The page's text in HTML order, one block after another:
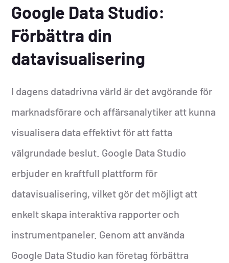
Google Data Studio:
Förbättra din
datavisualisering
I dagens datadrivna värld är det avgörande för
marknadsförare och affärsanalytiker att kunna
visualisera data effektivt för att fatta
välgrundade beslut. Google Data Studio
erbjuder en kraftfull plattform för
datavisualisering, vilket gör det möjligt att
enkelt skapa interaktiva rapporter och
instrumentpaneler. Genom att använda
Google Data Studio kan företag förbättra